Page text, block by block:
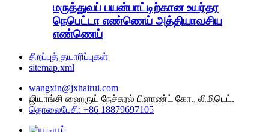
மருத்துவப் பயன்பாட்டிற்கான உயர்தர
நெபெட்டா எண்ணெய் அத்தியாவசிய
எண்ணெய்
சிறப்புத் தயாரிப்புகள்
sitemap.xml
wangxin@jxhairui.com
ஜியாங்சி ஹைருய் நேச்சுரல் பிளாண்ட் கோ., லிமிடெட்.
தொலைபேசி: +86 18879697105